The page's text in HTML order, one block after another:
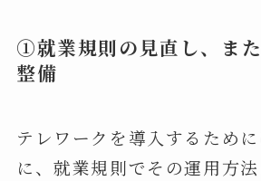
①就業規則の見直し、ま
整備
テレワークを導入するため
に、就業規則でその運用方